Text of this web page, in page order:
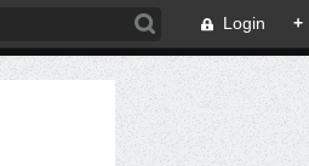
Login +